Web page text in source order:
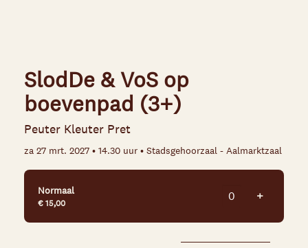
SlodDe & VoS op
boevenpad (3+)
Peuter Kleuter Pret
za 27 mrt. 2027 • 14.30 uur • Stadsgehoorzaal - Aalmarktzaal
Normaal
€ 15,00
+Voeg